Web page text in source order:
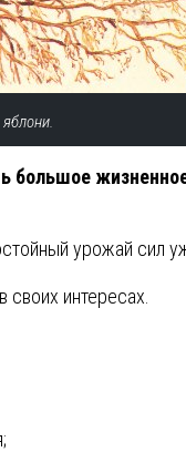
большое
урожай сил
интересах.